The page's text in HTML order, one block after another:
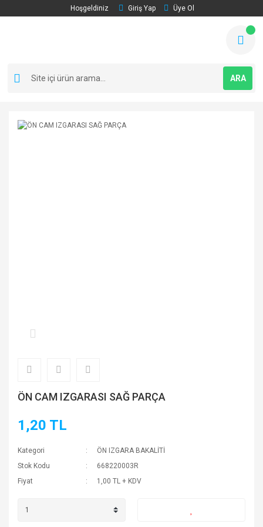
Hoşgeldiniz Giriş Yap Üye Ol
ARA
ÖN CAM IZGARASI SAĞ PARÇA
1,20 TL
Kategori
ÖN IZGARA BAKALİTİ
Stok Kodu
668220003R
Fiyat
1,00 TL + KDV